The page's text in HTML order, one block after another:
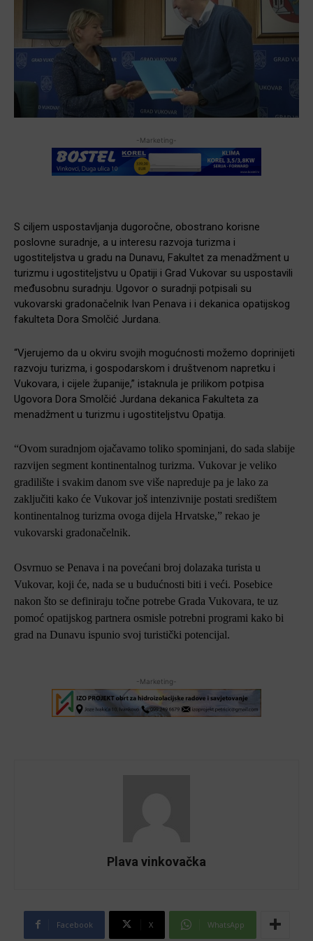
-Marketing-
S ciljem uspostavljanja dugoročne, obostrano korisne
poslovne suradnje, a u interesu razvoja turizma i
ugostiteljstva u gradu na Dunavu, Fakultet za menadžment u
turizmu i ugostiteljstvu u Opatiji i Grad Vukovar su uspostavili
međusobnu suradnju. Ugovor o suradnji potpisali su
vukovarski gradonačelnik Ivan Penava i i dekanica opatijskog
fakulteta Dora Smolčić Jurdana.
“Vjerujemo da u okviru svojih mogućnosti možemo doprinijeti
razvoju turizma, i gospodarskom i društvenom napretku i
Vukovara, i cijele županije,” istaknula je prilikom potpisa
Ugovora Dora Smolčić Jurdana dekanica Fakulteta za
menadžment u turizmu i ugostiteljstvu Opatija.
“Ovom suradnjom ojačavamo toliko spominjani, do sada slabije
razvijen segment kontinentalnog turizma. Vukovar je veliko
gradilište i svakim danom sve više napreduje pa je lako za
zaključiti kako će Vukovar još intenzivnije postati središtem
kontinentalnog turizma ovoga dijela Hrvatske,” rekao je
vukovarski gradonačelnik.
Osvrnuo se Penava i na povećani broj dolazaka turista u
Vukovar, koji će, nada se u budućnosti biti i veći. Posebice
nakon što se definiraju točne potrebe Grada Vukovara, te uz
pomoć opatijskog partnera osmisle potrebni programi kako bi
grad na Dunavu ispunio svoj turistički potencijal.
-Marketing-
Plava vinkovačka
Facebook X WhatsApp